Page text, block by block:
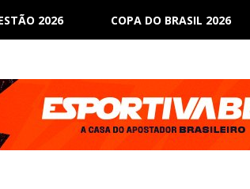
2026 COPA DO BRASIL 2026